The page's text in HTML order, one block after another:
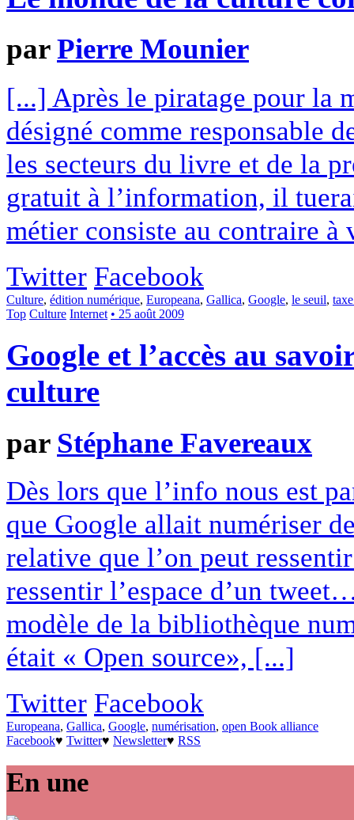
parPierre Mounier
[...] Après le piratage pour la
désigné comme responsable
les secteurs du livre et de la
gratuit à l’information, il
métier consiste au contraire
Twitter Facebook
Culture, édition numérique, Europeana, Gallica, Google, le seuil,
Top Culture Internet • 25 août 2009
Google et l’accès au
culture
par Stéphane Favereaux
Dès lors que l’info nous est
que Google allait numériser
relative que l’on peut
ressentir l’espace d’un
modèle de la bibliothèque
était « Open source», [...]
Twitter Facebook
Europeana, Gallica, Google, numérisation, open Book alliance
Facebook♥ Twitter♥ Newsletter♥ RSS
En une